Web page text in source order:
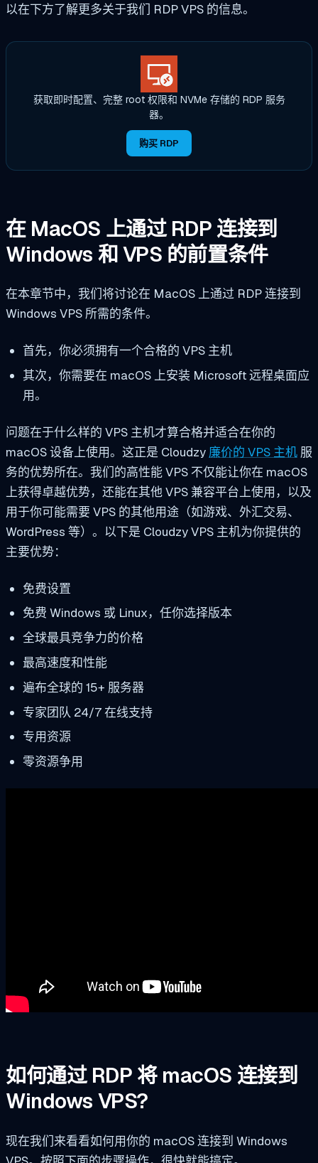
以在下方了解更多关于我们 RDP VPS 的信息。
获取即时配置、完整 root 权限和 NVMe 存储的 RDP 服务
器。
购买 RDP
在 MacOS 上通过 RDP 连接到
Windows 和 VPS 的前置条件
在本章节中，我们将讨论在 MacOS 上通过 RDP 连接到
Windows VPS 所需的条件。
首先，你必须拥有一个合格的 VPS 主机
其次，你需要在 macOS 上安装 Microsoft 远程桌面应
用。
问题在于什么样的 VPS 主机才算合格并适合在你的
macOS 设备上使用。这正是 Cloudzy 廉价的 VPS 主机 服
务的优势所在。我们的高性能 VPS 不仅能让你在 macOS
上获得卓越优势，还能在其他 VPS 兼容平台上使用，以及
用于你可能需要 VPS 的其他用途（如游戏、外汇交易、
WordPress 等）。以下是 Cloudzy VPS 主机为你提供的
主要优势：
免费设置
免费 Windows 或 Linux，任你选择版本
全球最具竞争力的价格
最高速度和性能
遍布全球的 15+ 服务器
专家团队 24/7 在线支持
专用资源
零资源争用
如何通过 RDP 将 macOS 连接到
Windows VPS?
现在我们来看看如何用你的 macOS 连接到 Windows